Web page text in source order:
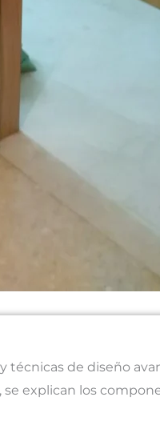
de diseño
explican los